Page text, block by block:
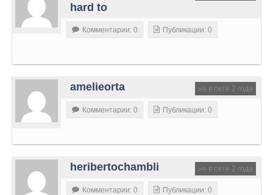
hard to
Комментарии: 0 Публикации: 0
не в сети 2 года
amelieorta
Комментарии: 0 Публикации: 0
не в сети 2 года
heribertochambli
Комментарии: 0 Публикации: 0